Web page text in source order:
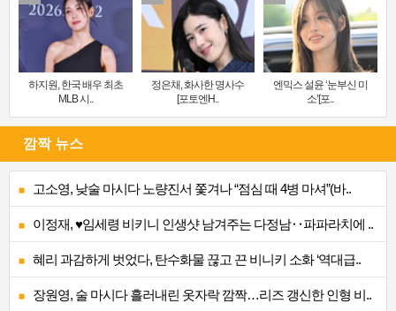
하지원, 한국 배우 최초
MLB 시..
정은채, 화사한 명사수
[포토엔H..
엔믹스 설윤 ‘눈부신 미
소’[포..
깜짝 뉴스
고소영, 낮술 마시다 노량진서 쫓겨나 “점심 때 4병 마셔”(바..
이정재, ♥임세령 비키니 인생샷 남겨주는 다정남‥파파라치에 ..
혜리 과감하게 벗었다, 탄수화물 끊고 끈 비니키 소화 ‘역대급..
장원영, 술 마시다 흘러내린 옷자락 깜짝…리즈 갱신한 인형 비..